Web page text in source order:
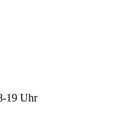
19 Uhr